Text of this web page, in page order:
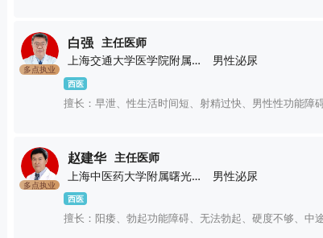
多点执业
白强
主任医师
上海交通大学医学院附属新华医院
男性泌尿
西医
擅长：早泄、性生活时间短、射精过快、男性性功能障
多点执业
赵建华
主任医师
上海中医药大学附属曙光医院
男性泌尿
西医
擅长：阳痿、勃起功能障碍、无法勃起、硬度不够、中